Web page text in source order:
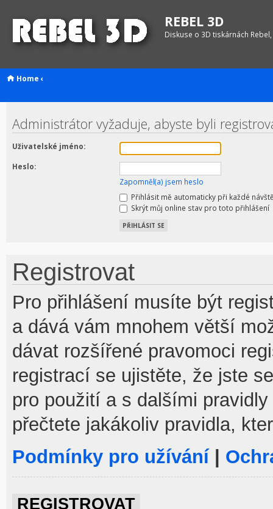
REBEL 3D
Diskuse o 3D tiskárnách
Home ‹
Administrátor vyžaduje, abyste byli
Uživatelské jméno:
Heslo:
Zapomněl(a) jsem heslo
Přihlásit mě automaticky při každé
Skrýt můj online stav pro toto přihlášení
Registrovat
Pro přihlášení musíte být
a dává vám mnohem větší
dávat rozšířené pravomoci
registrací se ujistěte, že jste
pro použití a s dalšími
přečtete jakákoliv pravidla,
Podmínky pro užívání|
REGISTROVAT